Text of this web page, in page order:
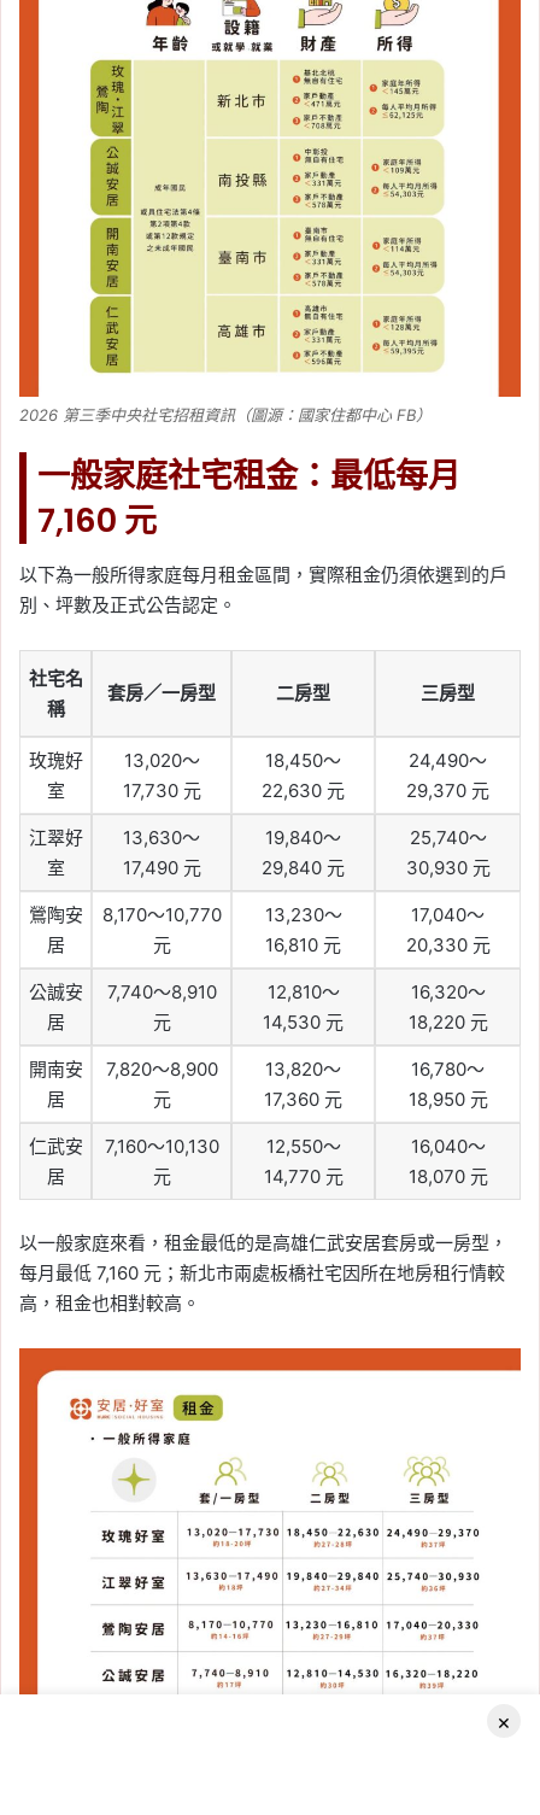
2026 第三季中央社宅招租資訊（圖源：國家住都中心 FB）
一般家庭社宅租金：最低每月
7,160 元
以下為一般所得家庭每月租金區間，實際租金仍須依選到的戶
別、坪數及正式公告認定。
社宅名
稱
套房／一房型 二房型 三房型
玫瑰好
室
13,020～
17,730 元
18,450～
22,630 元
24,490～
29,370 元
江翠好
室
13,630～
17,490 元
19,840～
29,840 元
25,740～
30,930 元
鶯陶安
居
8,170～10,770
元
13,230～
16,810 元
17,040～
20,330 元
公誠安
居
7,740～8,910
元
12,810～
14,530 元
16,320～
18,220 元
開南安
居
7,820～8,900
元
13,820～
17,360 元
16,780～
18,950 元
仁武安
居
7,160～10,130
元
12,550～
14,770 元
16,040～
18,070 元
以一般家庭來看，租金最低的是高雄仁武安居套房或一房型，
每月最低 7,160 元；新北市兩處板橋社宅因所在地房租行情較
高，租金也相對較高。
×